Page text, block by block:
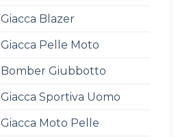
Giacca Blazer
Giacca Pelle Moto
Bomber Giubbotto
Giacca Sportiva Uomo
Giacca Moto Pelle